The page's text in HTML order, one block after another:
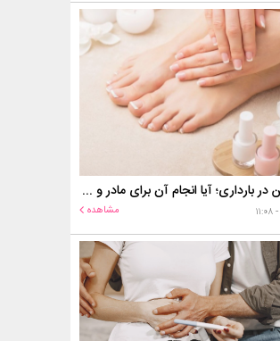
کاشت ناخن در بارداری؛ آیا انجام آن برای مادر و جنین خطر دارد؟
مشاهده